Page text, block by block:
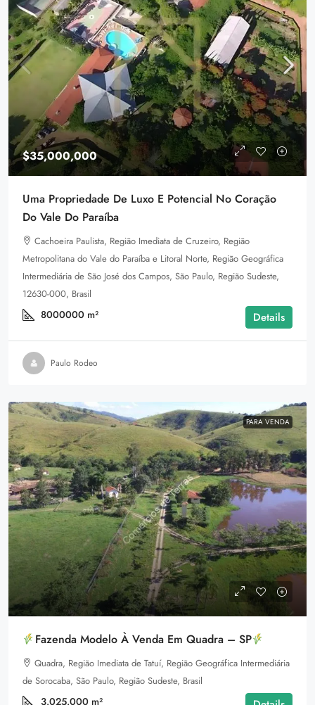
$35,000,000
Uma Propriedade De Luxo E Potencial No Coração
Do Vale Do Paraíba
Cachoeira Paulista, Região Imediata de Cruzeiro, Região
Metropolitana do Vale do Paraíba e Litoral Norte, Região Geográfica
Intermediária de São José dos Campos, São Paulo, Região Sudeste,
12630-000, Brasil
8000000 m² Details
Paulo Rodeo
PARA VENDA
Fazenda Modelo À Venda Em Quadra – SP
Quadra, Região Imediata de Tatuí, Região Geográfica Intermediária
de Sorocaba, São Paulo, Região Sudeste, Brasil
3.025.000 m²